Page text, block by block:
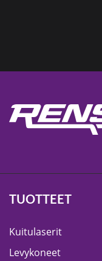
TUOTTEET
Kuitulaserit
Levykoneet